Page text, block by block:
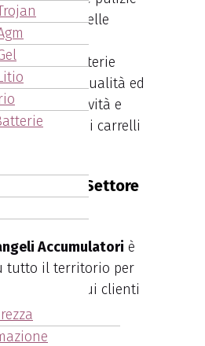
delle
le batterie
alla loro qualità ed
produttività e
flotta di carrelli
Leader nel Settore
Industriali
Accumulatori è
tutto il territorio per
fornisce ai sui clienti
a loro